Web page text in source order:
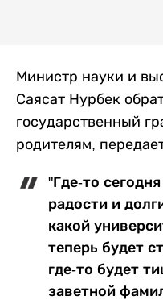
Министр науки и
Саясат Нурбек
государственный
родителям,
"Где-то
радости и
какой
теперь будет
где-то будет
заветной